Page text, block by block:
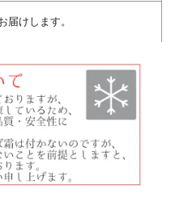
届けします。